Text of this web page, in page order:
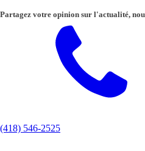
Partagez votre opinion sur l'actualité,
(418) 546-2525